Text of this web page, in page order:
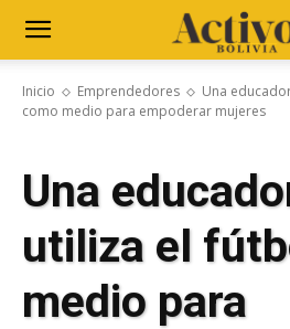
Inicio Emprendedores
Una
como medio para empoderar mujeres
Una
utiliza el
medio para